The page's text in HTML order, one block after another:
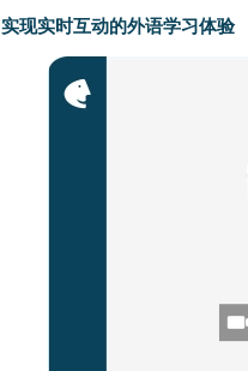
实现实时互动的外语学习体验